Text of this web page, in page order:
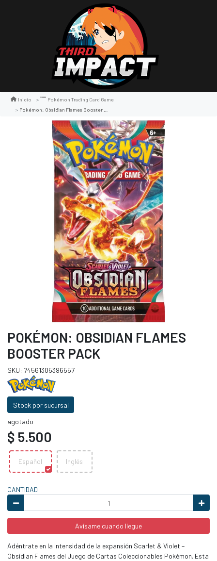
Inicio
Pokémon Trading Card Game
Pokémon: Obsidian Flames Booster Pack
POKÉMON: OBSIDIAN FLAMES
BOOSTER PACK
SKU: 74561305396557
Stock por sucursal
agotado
$ 5.500
Español Inglés
CANTIDAD
Avísame cuando llegue
Adéntrate en la intensidad de la expansión Scarlet & Violet –
Obsidian Flames del Juego de Cartas Coleccionables Pokémon. Esta